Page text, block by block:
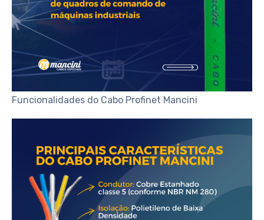
Funcionalidades do Cabo Profinet Mancini